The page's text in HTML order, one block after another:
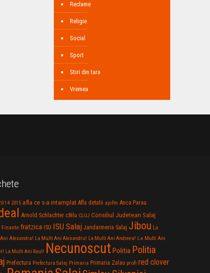
Reclame
Religie
Social
Sport
Stiri din tara
Vremea
2015 afla ce s-a intamplat Afla detalii ajofm Anca Parau
Arnold Schlachter c8ilu CLUJ Consiliul Judetean Salaj
Finante fratzica ISU ISU Salaj Jandarmeria Salaj Jibou La
Alexandra! La Multi Ani Alexandru! La Multi Ani Andreea! La Multi Ani
La Multi Ani Raul! Necunoscut Politia Politia
Prefectura Prefectura Salaj Primaria Primaria Zalau profi red clover